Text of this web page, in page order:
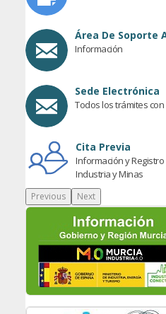
Área De Soporte
Información
Sede Electrónica
Todos los trámites con
Cita Previa
Información y
Industria y Minas
Previous Next